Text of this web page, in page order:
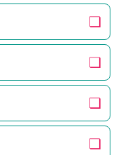
❏
❏
❏
❏